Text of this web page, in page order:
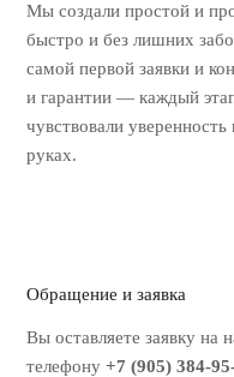
Мы создали простой и
быстро и без лишних
самой первой заявки и
и гарантии — каждый
чувствовали
руках.
Обращение и заявка
Вы оставляете заявку на
телефону +7 (905) 384-